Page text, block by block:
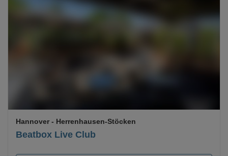
Beatbox Live Club
Hannover - Herrenhausen-Stöcken